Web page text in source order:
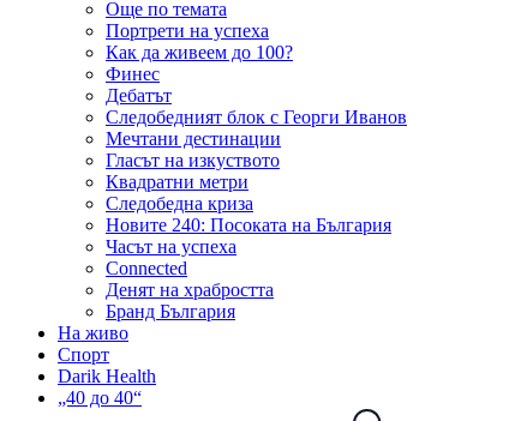
Още по темата
Портрети на успеха
Как да живеем до 100?
Финес
Дебатът
Следобедният блок с Георги Иванов
Мечтани дестинации
Гласът на изкуството
Квадратни метри
Следобедна криза
Новите 240: Посоката на България
Часът на успеха
Connected
Денят на храбростта
Бранд България
На живо
Спорт
Darik Health
„40 до 40“